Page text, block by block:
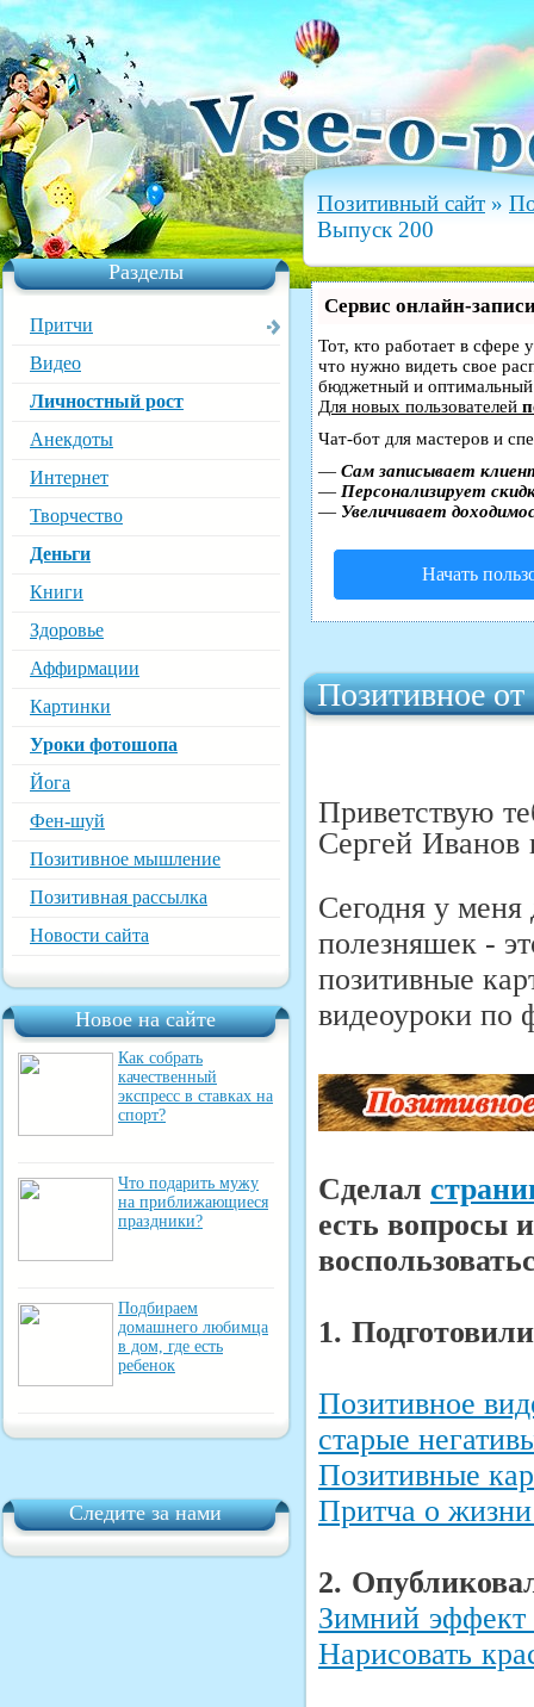
Разделы
Притчи
Видео
Личностный рост
Анекдоты
Интернет
Творчество
Деньги
Книги
Здоровье
Аффирмации
Картинки
Уроки фотошопа
Йога
Фен-шуй
Позитивное мышление
Позитивная рассылка
Новости сайта
Новое на сайте
Как собрать
качественный
экспресс в ставках на
спорт?
Что подарить мужу
на приближающиеся
праздники?
Подбираем
домашнего любимца
в дом, где есть
ребенок
Следите за нами
Позитивный сайт »
Выпуск 200
Сервис онлайн-
Тот, кто работает в сфере
что нужно видеть свое
бюджетный и
Для новых пользователей
Чат-бот для мастеров и
— Сам записывает
— Персонализирует
— Увеличивает
Начать
Позитивное
Приветствую
Сергей Иванов
Сегодня у меня
полезняшек -
позитивные
видеоуроки по
Cделал
есть вопросы
1.
Позитивное
старые
Позитивные
Притча о
2.
Зимний
Нарисовать